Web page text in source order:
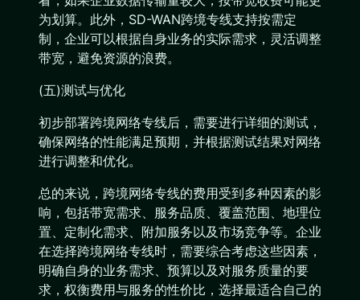
为划算。此外，SD-WAN跨境专线支持按需定
制，企业可以根据自身业务的实际需求，灵活调整
带宽，避免资源的浪费。
(五)测试与优化
初步部署跨境网络专线后，需要进行详细的测试，
确保网络的性能满足预期，并根据测试结果对网络
进行调整和优化。
总的来说，跨境网络专线的费用受到多种因素的影
响，包括带宽需求、服务品质、覆盖范围、地理位
置、定制化需求、附加服务以及市场竞争等。企业
在选择跨境网络专线时，需要综合考虑这些因素，
明确自身的业务需求、预算以及对服务质量的要
求，权衡费用与服务的性价比，选择最适合自己的